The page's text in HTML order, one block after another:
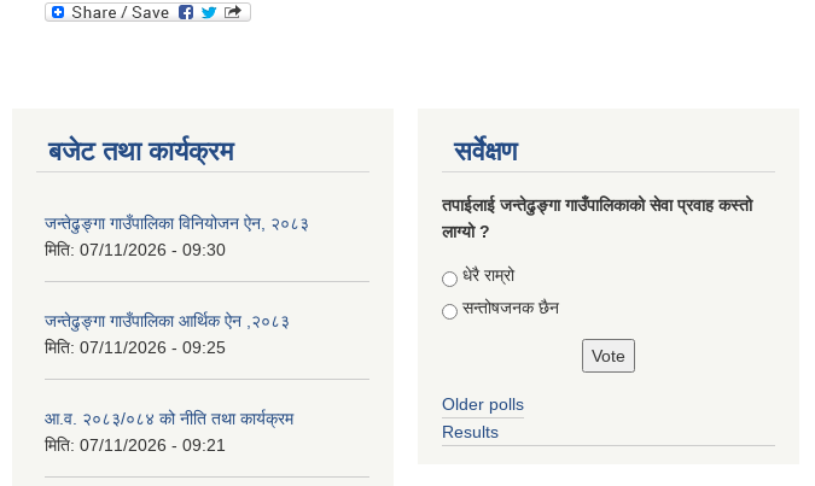
बजेट तथा कार्यक्रम
जन्तेढुङ्गा गाउँपालिका विनियोजन ऐन, २०८३
मिति: 07/11/2026 - 09:30
जन्तेढुङ्गा गाउँपालिका आर्थिक ऐन ,२०८३
मिति: 07/11/2026 - 09:25
आ.व. २०८३/०८४ को नीति तथा कार्यक्रम
मिति: 07/11/2026 - 09:21
सर्वेक्षण
तपाईलाई जन्तेढुङ्गा गाउँपालिकाको सेवा प्रवाह कस्तो
लाग्यो ?
Choices
धेरै राम्रो
सन्तोषजनक छैन
Older polls
Results